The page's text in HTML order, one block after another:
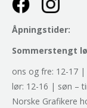
Åpningstider:
Sommerstengt
ons og fre: 12-17
lør: 12-16 | søn –
Norske Grafikere